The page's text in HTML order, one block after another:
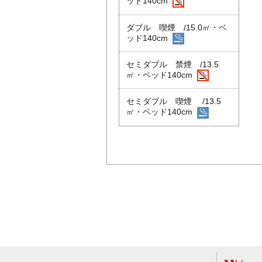
ダブル 喫煙 /15.0㎡・ベ
ッド140cm
セミダブル 禁煙 /13.5
㎡・ベッド140cm
セミダブル 喫煙 /13.5
㎡・ベッド140cm